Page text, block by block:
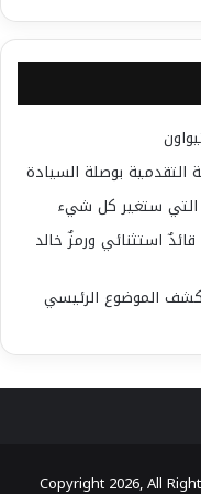
التقدمية بوصلة السيادة
التي ستغير كل شيء
مهاتير محمد في عامه الـ101… قائدٌ استثنائي ورمزٌ خالد
تكشف الموضوع الرئيسي